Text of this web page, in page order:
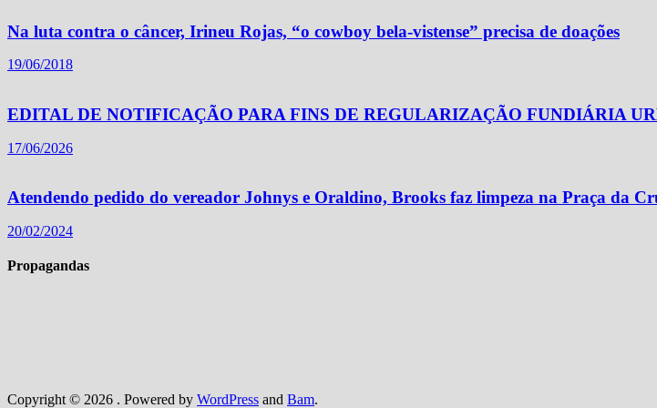
Na luta contra o câncer, Irineu Rojas, “o cowboy bela-vistense” precisa de doações
19/06/2018
EDITAL DE NOTIFICAÇÃO PARA FINS DE REGULARIZAÇÃO FUNDIÁRIA
17/06/2026
Atendendo pedido do vereador Johnys e Oraldino, Brooks faz limpeza na Praça da
20/02/2024
Propagandas
Copyright © 2026 . Powered by WordPress and Bam.